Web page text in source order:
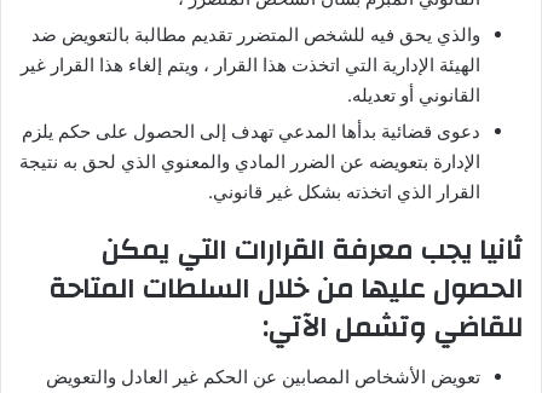
والذي يحق فيه للشخص المتضرر تقديم مطالبة بالتعويض ضد
الهيئة الإدارية التي اتخذت هذا القرار ، ويتم إلغاء هذا القرار غير
القانوني أو تعديله.
دعوى قضائية بدأها المدعي تهدف إلى الحصول على حكم يلزم
الإدارة بتعويضه عن الضرر المادي والمعنوي الذي لحق به نتيجة
القرار الذي اتخذته بشكل غير قانوني.
ثانيا يجب معرفة القرارات التي يمكن
الحصول عليها من خلال السلطات المتاحة
للقاضي وتشمل الآتي:
تعويض الأشخاص المصابين عن الحكم غير العادل والتعويض